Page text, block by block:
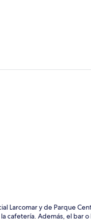
Larcomar y de Parque
cafetería. Además, el bar